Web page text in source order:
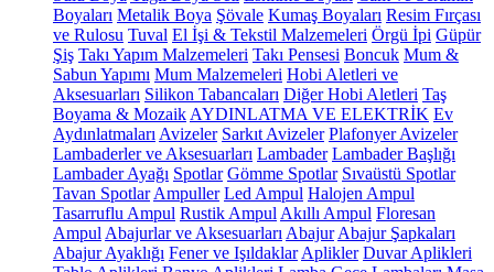
Boyaları Metalik Boya Şövale Kumaş Boyaları Resim Fırçası
ve Rulosu Tuval El İşi & Tekstil Malzemeleri Örgü İpi Güpür
Şiş Takı Yapım Malzemeleri Takı Pensesi Boncuk Mum &
Sabun Yapımı Mum Malzemeleri Hobi Aletleri ve
Aksesuarları Silikon Tabancaları Diğer Hobi Aletleri Taş
Boyama & Mozaik AYDINLATMA VE ELEKTRİK Ev
Aydınlatmaları Avizeler Sarkıt Avizeler Plafonyer Avizeler
Lambaderler ve Aksesuarları Lambader Lambader Başlığı
Lambader Ayağı Spotlar Gömme Spotlar Sıvaüstü Spotlar
Tavan Spotlar Ampuller Led Ampul Halojen Ampul
Tasarruflu Ampul Rustik Ampul Akıllı Ampul Floresan
Ampul Abajurlar ve Aksesuarları Abajur Abajur Şapkaları
Abajur Ayaklığı Fener ve Işıldaklar Aplikler Duvar Aplikleri